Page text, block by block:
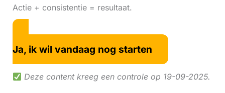
Actie + consistentie = resultaat.
Ja, ik wil vandaag nog starten
Deze content kreeg een controle op 19-09-2025.